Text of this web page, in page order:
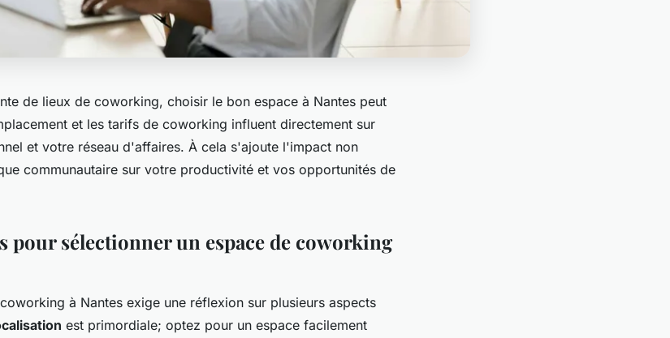
de lieux de coworking, choisir le bon espace à Nantes peut
et les tarifs de coworking influent directement sur
et votre réseau d'affaires. À cela s'ajoute l'impact non
communautaire sur votre productivité et vos opportunités de
pour sélectionner un espace de coworking
à Nantes exige une réflexion sur plusieurs aspects
est primordiale; optez pour un espace facilement